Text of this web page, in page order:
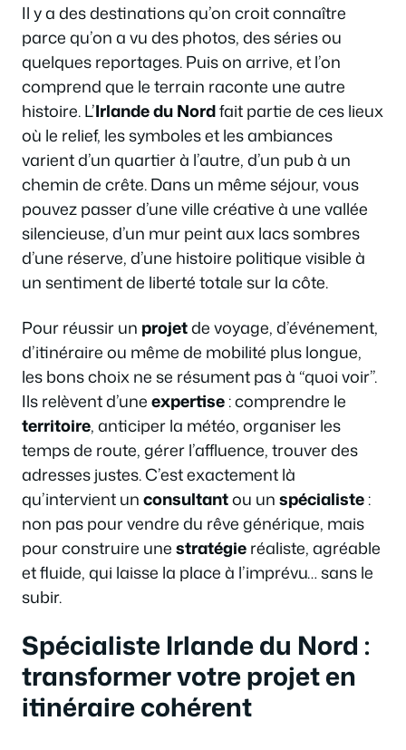
Il y a des destinations qu’on croit connaître
parce qu’on a vu des photos, des séries ou
quelques reportages. Puis on arrive, et l’on
comprend que le terrain raconte une autre
histoire. L’Irlande du Nordfait partie de ces lieux
où le relief, les symboles et les ambiances
varient d’un quartier à l’autre, d’un pub à un
chemin de crête. Dans un même séjour, vous
pouvez passer d’une ville créative à une vallée
silencieuse, d’un mur peint aux lacs sombres
d’une réserve, d’une histoire politique visible à
un sentiment de liberté totale sur la côte.
Pour réussir un projetde voyage, d’événement,
d’itinéraire ou même de mobilité plus longue,
les bons choix ne se résument pas à “quoi voir”.
Ils relèvent d’uneexpertise: comprendre le
territoire, anticiper la météo, organiser les
temps de route, gérer l’affluence, trouver des
adresses justes. C’est exactement là
qu’intervient unconsultantou unspécialiste:
non pas pour vendre du rêve générique, mais
pour construire unestratégieréaliste, agréable
et fluide, qui laisse la place à l’imprévu… sans le
subir.
Spécialiste Irlande du Nord :
transformer votre projet en
itinéraire cohérent